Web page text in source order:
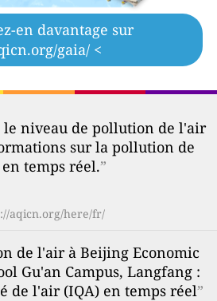
en davantage sur
gaia/ <
le niveau de pollution de l'air
sur la pollution de
temps réel.”
aqicn.org/here/fr/
de l'air à Beijing Economic
Gu'an Campus, Langfang :
de l'air (IQA) en temps réel”